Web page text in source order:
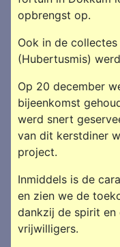
opbrengst op.
Ook in de
(Hubertusmis)
Op 20 december
bijeenkomst
werd snert
van dit kerstdiner
project.
Inmiddels is de
en zien we de
dankzij de spirit en
vrijwilligers.